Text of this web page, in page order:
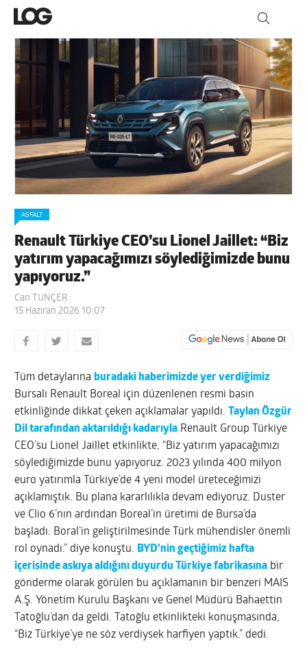
ASFALT
Renault Türkiye CEO’su Lionel Jaillet: “Biz
yatırım yapacağımızı söylediğimizde bunu
yapıyoruz.”
Can TUNÇER
15 Haziran 2026 10:07
Tüm detaylarına buradaki haberimizde yer verdiğimiz
Bursalı Renault Boreal için düzenlenen resmi basın
etkinliğinde dikkat çeken açıklamalar yapıldı.
Taylan Özgür
Dil tarafından aktarıldığı kadarıyla Renault Group Türkiye
CEO’su Lionel Jaillet etkinlikte, “Biz yatırım yapacağımızı
söylediğimizde bunu yapıyoruz. 2023 yılında 400 milyon
euro yatırımla Türkiye’de 4 yeni model üreteceğimizi
açıklamıştık. Bu plana kararlılıkla devam ediyoruz. Duster
ve Clio 6’nın ardından Boreal’in üretimi de Bursa’da
başladı. Boral’in geliştirilmesinde Türk mühendisler önemli
rol oynadı.” diye konuştu. BYD’nin geçtiğimiz hafta
içerisinde askıya aldığını duyurdu Türkiye fabrikasına bir
gönderme olarak görülen bu açıklamanın bir benzeri MAIS
A.Ş. Yönetim Kurulu Başkanı ve Genel Müdürü Bahaettin
Tatoğlu’dan da geldi. Tatoğlu etkinlikteki konuşmasında,
“Biz Türkiye’ye ne söz verdiysek harfiyen yaptık.” dedi.